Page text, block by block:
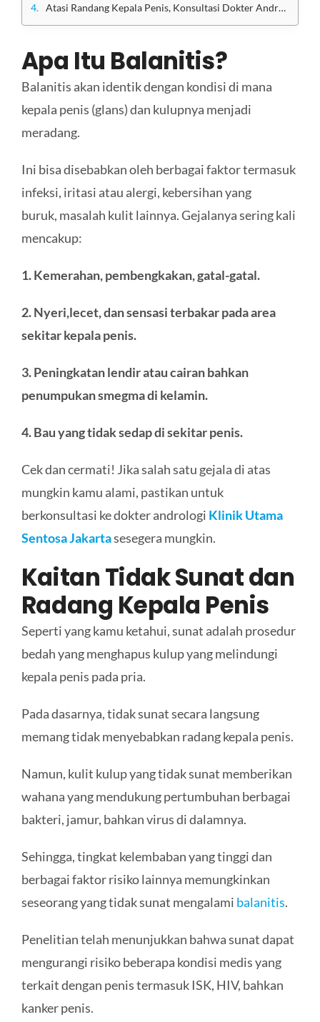
Atasi Randang Kepala Penis, Konsultasi Dokter Andrologi Disini!
Apa Itu Balanitis?
Balanitis akan identik dengan kondisi di mana
kepala penis (glans) dan kulupnya menjadi
meradang.
Ini bisa disebabkan oleh berbagai faktor termasuk
infeksi, iritasi atau alergi, kebersihan yang
buruk, masalah kulit lainnya. Gejalanya sering kali
mencakup:
1. Kemerahan, pembengkakan, gatal-gatal.
2. Nyeri,lecet,dansensasi terbakar pada area
sekitar kepala penis.
3. Peningkatan lendir atau cairanbahkan
penumpukan smegma di kelamin.
4. Bau yang tidak sedap di sekitar penis.
Cek dan cermati! Jika salah satu gejala di atas
mungkin kamu alami, pastikan untuk
berkonsultasi ke dokter andrologi Klinik Utama
Sentosa Jakartasesegera mungkin.
Kaitan Tidak Sunat dan
Radang Kepala Penis
Seperti yang kamu ketahui, sunat adalah prosedur
bedah yang menghapus kulup yang melindungi
kepala penis pada pria.
Pada dasarnya, tidak sunat secara langsung
memang tidak menyebabkan radang kepala penis.
Namun, kulit kulup yang tidak sunat memberikan
wahana yang mendukung pertumbuhan berbagai
bakteri, jamur, bahkan virus di dalamnya.
Sehingga, tingkat kelembaban yang tinggi dan
berbagai faktor risiko lainnya memungkinkan
seseorang yang tidak sunat mengalami balanitis.
Penelitian telah menunjukkan bahwa sunat dapat
mengurangi risiko beberapa kondisi medis yang
terkait dengan penis termasuk ISK, HIV, bahkan
kanker penis.